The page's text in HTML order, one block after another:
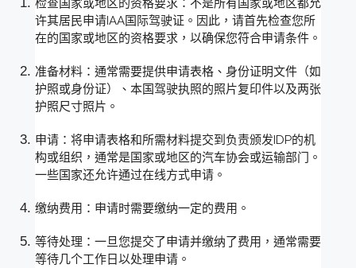
检查国家或地区的资格要求：不是所有国家或地区都允
许其居民申请IAA国际驾驶证。因此，请首先检查您所
在的国家或地区的资格要求，以确保您符合申请条件。
准备材料：通常需要提供申请表格、身份证明文件（如
护照或身份证）、本国驾驶执照的照片复印件以及两张
护照尺寸照片。
申请：将申请表格和所需材料提交到负责颁发IDP的机
构或组织，通常是国家或地区的汽车协会或运输部门。
一些国家还允许通过在线方式申请。
缴纳费用：申请时需要缴纳一定的费用。
等待处理：一旦您提交了申请并缴纳了费用，通常需要
等待几个工作日以处理申请。